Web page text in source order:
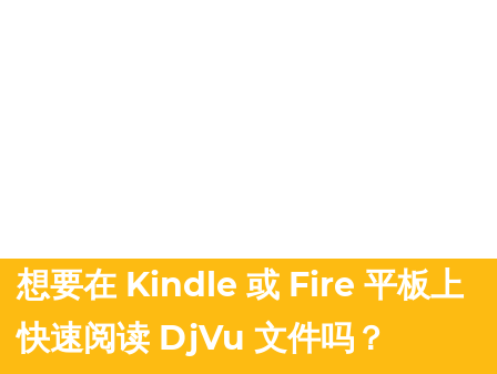
想要在 Kindle 或 Fire 平板上
快速阅读 DjVu 文件吗？